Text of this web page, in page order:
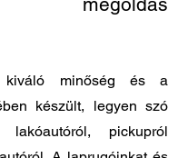
kiváló minőség és a
készült, legyen szó
lakóautóról, pickupról